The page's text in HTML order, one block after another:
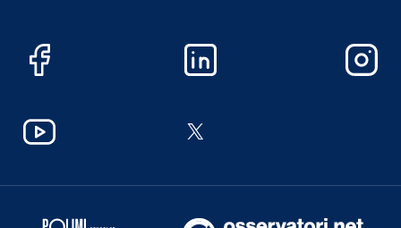
Facebook LinkedIn
YouTube X